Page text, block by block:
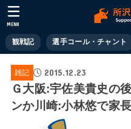
観戦記 選手コール・チャント
MENU
雑記 2015.12.23
Ｇ大阪:宇佐美貴史の
ンか川崎:小林悠で家